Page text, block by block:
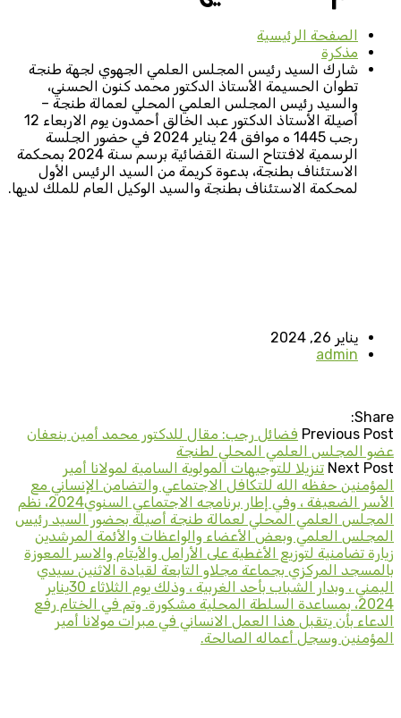
الصفحة الرئيسية
مذكرة
شارك السيد رئيس المجلس العلمي الجهوي لجهة طنجة
تطوان الحسيمة الأستاذ الدكتور محمد كنون الحسني،
والسيد رئيس المجلس العلمي المحلي لعمالة طنجة –
أصيلة الأستاذ الدكتور عبد الخالق أحمدون يوم الاربعاء 12
رجب 1445 ه موافق 24 يناير 2024 في حضور الجلسة
الرسمية لافتتاح السنة القضائية برسم سنة 2024 بمحكمة
الاستئناف بطنجة، بدعوة كريمة من السيد الرئيس الأول
لمحكمة الاستئناف بطنجة والسيد الوكيل العام للملك لديها.
يناير 26, 2024
admin
Share:
Previous Post فضائل رجب: مقال للدكتور محمد أمين بنعفان
عضو المجلس العلمي المحلي لطنجة
Next Post تنزيلا للتوجيهات المولوية السامية لمولانا أمير
المؤمنين حفظه الله للتكافل الاجتماعي والتضامن الإنساني مع
الأسر الضعيفة ، وفي إطار برنامجه الاجتماعي السنوي2024، نظم
المجلس العلمي المحلي لعمالة طنجة أصيلة بحضور السيد رئيس
المجلس العلمي وبعض الأعضاء والواعظات والأئمة المرشدين
زيارة تضامنية لتوزيع الأغطية على الأرامل والأيتام والاسر المعوزة
بالمسجد المركزي بجماعة مجلاو التابعة لقيادة الاثنين سيدي
اليمني ، وبدار الشباب بأحد الغربية ، وذلك يوم الثلاثاء 30يناير
2024، بمساعدة السلطة المحلية مشكورة. وتم في الختام رفع
الدعاء بأن يتقبل هذا العمل الانساني في مبرات مولانا أمير
المؤمنين وسجل أعماله الصالحة.